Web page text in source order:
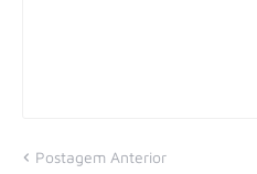
Postagem Anterior